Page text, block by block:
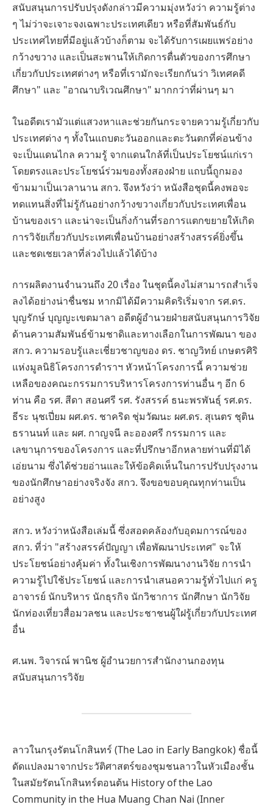
สนับสนุนการปรับปรุงดังกล่าวมีความมุ่งหวังว่า ความรู้ต่าง
ๆ ไม่ว่าจะเจาะจงเฉพาะประเทศเดียว หรือที่สัมพันธ์กับ
ประเทศไทยที่มีอยู่แล้วบ้างก็ตาม จะได้รับการเผยแพร่อย่าง
กว้างขวาง และเป็นสะพานให้เกิดการตื่นตัวของการศึกษา
เกี่ยวกับประเทศต่างๆ หรือที่เรามักจะเรียกกันว่า วิเทศคดี
ศึกษา" และ "อาณาบริเวณศึกษา" มากกว่าที่ผ่านๆ มา
ในอดีตเรามัวแต่แสวงหาและช่วยกันกระจายความรู้เกี่ยวกับ
ประเทศต่าง ๆ ทั้งในแถบตะวันออกและตะวันตกที่ค่อนข้าง
จะเป็นแดนไกล ความรู้ จากแดนใกล้ที่เป็นประโยชน์แก่เรา
โดยตรงและประโยชน์ร่วมของทั้งสองฝ่าย แถบนี้ถูกมอง
ข้ามมาเป็นเวลานาน สกว. จึงหวังว่า หนังสือชุดนี้คงพอจะ
ทดแทนสิ่งที่ไม่รู้กันอย่างกว้างขวางเกี่ยวกับประเทศเพื่อน
บ้านของเรา และน่าจะเป็นกิ่งก้านที่รอการแตกขยายให้เกิด
การวิจัยเกี่ยวกับประเทศเพื่อนบ้านอย่างสร้างสรรค์ยิ่งขึ้น
และชดเชยเวลาที่ล่วงไปแล้วได้บ้าง
การผลิตงานจำนวนถึง 20 เรื่อง ในชุดนี้คงไม่สามารถสำเร็จ
ลงได้อย่างน่าชื่นชม หากมิได้มีความคิดริเริ่มจาก รศ.ดร.
บุญรักษ์ บุญญะเขตมาลา อดีตผู้อำนวยฝ่ายสนับสนุนการวิจัย
ด้านความสัมพันธ์ข้ามชาดิและทางเลือกในการพัฒนา ของ
สกว. ความรอบรู้และเชี่ยวชาญของ ดร. ชาญวิทย์ เกษตรศิริ
แห่งมูลนิธิโครงการดำราฯ หัวหน้าโครงการนี้ ความช่วย
เหลือของคณะกรรมการบริหารโครงการท่านอื่น ๆ อีก 6
ท่าน คือ รศ. สีดา สอนศรี รศ. รังสรรค์ ธนะพรพันธุ์ รศ.ดร.
ธีระ นุชเปี่ยม ผศ.ดร. ชาคริด ชุ่มวัฒนะ ผศ.ดร. สุเนตร ชุติน
ธรานนท์ และ ผศ. กาญจนี ละอองศรี กรรมการ และ
เลขานุการของโครงการ และที่ปรึกษาอีกหลายท่านที่มิได้
เอ่ยนาม ซึ่งได้ช่วยอ่านและให้ข้อคิดเห็นในการปรับปรุงงาน
ของนักศึกษาอย่างจริงจัง สกว. จึงขอขอบคุณทุกท่านเป็น
อย่างสูง
สกว. หวังว่าหนังสือเล่มนี้ ซึ่งสอดคล้องกับอุดมการณ์ของ
สกว. ที่ว่า "สร้างสรรค์ปัญญา เพื่อพัฒนาประเทศ" จะให้
ประโยชน์อย่างคุ้มค่า ทั้งในเชิงการพัฒนางานวิจัย การนำ
ความรู้ไปใช้ประโยชน์ และการนำเสนอความรู้ทั่วไปแก่ ครู
อาจารย์ นักบริหาร นักธุรกิจ นักวิชาการ นักศึกษา นักวิจัย
นักท่องเที่ยวสื่อมวลชน และประชาชนผู้ใฝรู้เกี่ยวกับประเทศ
อื่น
ศ.นพ. วิจารณ์ พานิช ผู้อำนวยการสำนักงานกองทุน
สนับสนุนการวิจัย
ลาวในกรุงรัตนโกสินทร์ (The Lao in Early Bangkok) ชื่อนี้
ดัดแปลงมาจากประวัติศาสตร์ของชุมชนลาวในหัวเมืองชั้น
ในสมัยรัตนโกสินทร์ตอนต้น History of the Lao
Community in the Hua Muang Chan Nai (Inner